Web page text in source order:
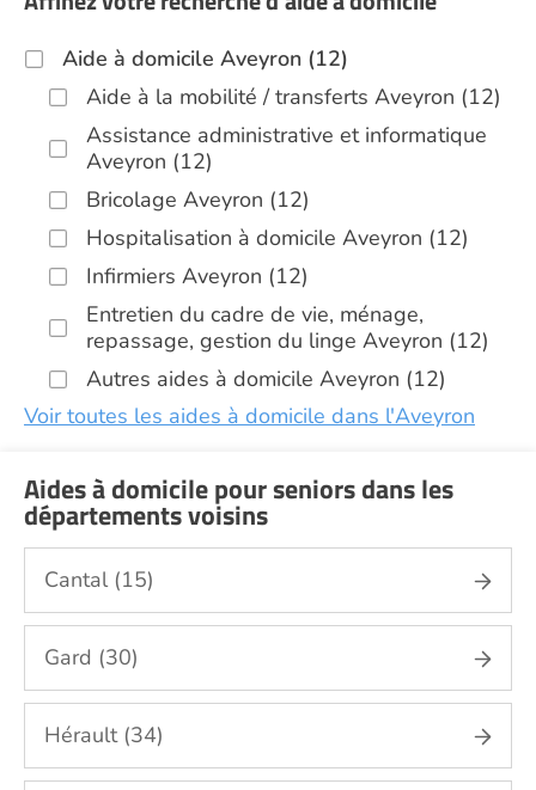
Aide à domicile Aveyron (12)
Aide à la mobilité / transferts Aveyron (12)
Assistance administrative et informatique
Aveyron (12)
Bricolage Aveyron (12)
Hospitalisation à domicile Aveyron (12)
Infirmiers Aveyron (12)
Entretien du cadre de vie, ménage,
repassage, gestion du linge Aveyron (12)
Autres aides à domicile Aveyron (12)
Voir toutes les aides à domicile dans l'Aveyron
Aides à domicile pour seniors dans les
départements voisins
Cantal (15)
Gard (30)
Hérault (34)